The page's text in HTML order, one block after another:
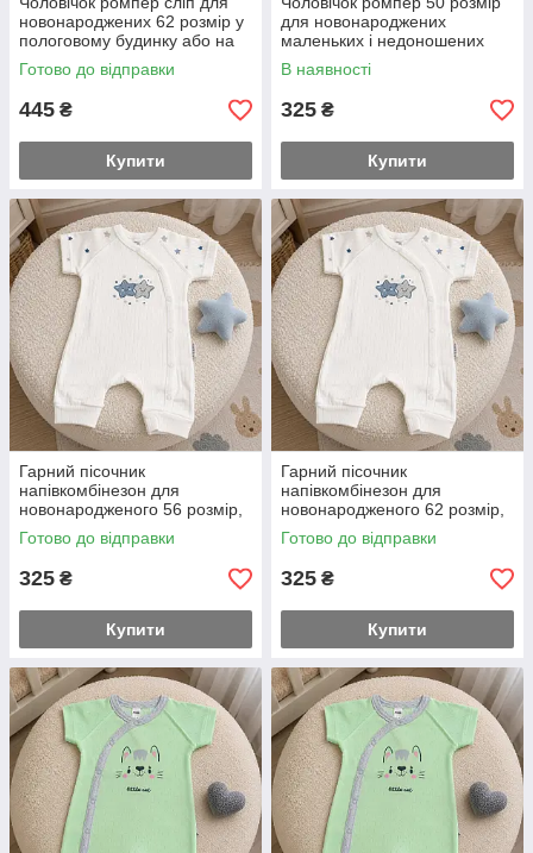
новонароджених 62 розмір у
пологовому будинку або на
виписку якість супер на
блискавці
Готово до відправки
445 ₴
Купити
для новонароджених
маленьких і недоношених
діток шапочка у подарунок
В наявності
325 ₴
Купити
Гарний пісочник
напівкомбінезон для
новонародженого 56 розмір,
те, що треба в спеку, тканина
рубчик
Готово до відправки
325 ₴
Купити
Гарний пісочник
напівкомбінезон для
новонародженого 62 розмір,
те, що треба в спеку, тканина
рубчик 0-3 місяці
Готово до відправки
325 ₴
Купити